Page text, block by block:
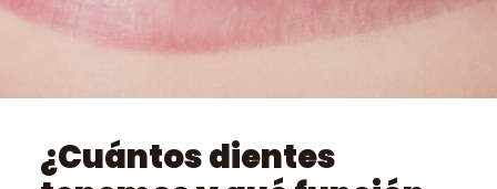
¿Cuántos dientes